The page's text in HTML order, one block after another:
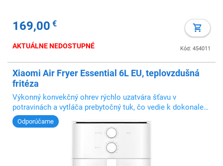
169,00 €
Kód: 454011
AKTUÁLNE NEDOSTUPNÉ
Xiaomi Air Fryer Essential 6L EU, teplovzdušná
fritéza
Výkonný konvekčný ohrev rýchlo uzatvára šťavu v
potravinách a vytláča prebytočný tuk, čo vedie k dokonale
prepečeným a šťavnatým pokrmom
Odporúčame